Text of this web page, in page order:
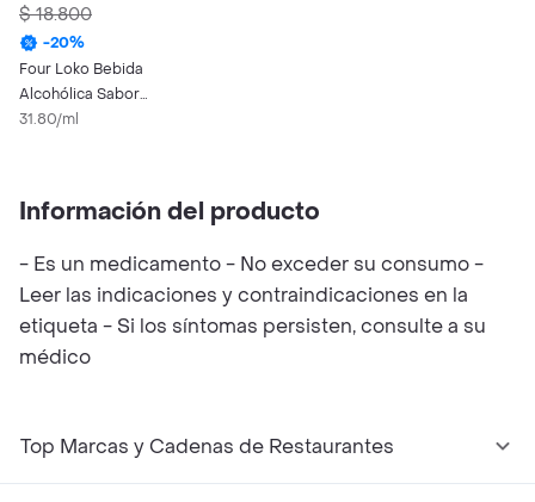
$ 18.800
-20%
Four Loko Bebida
Alcohólica Sabor
Ponche De Frutas
31.80/ml
Información del producto
- Es un medicamento - No exceder su consumo -
Leer las indicaciones y contraindicaciones en la
etiqueta - Si los síntomas persisten, consulte a su
médico
Top Marcas y Cadenas de Restaurantes